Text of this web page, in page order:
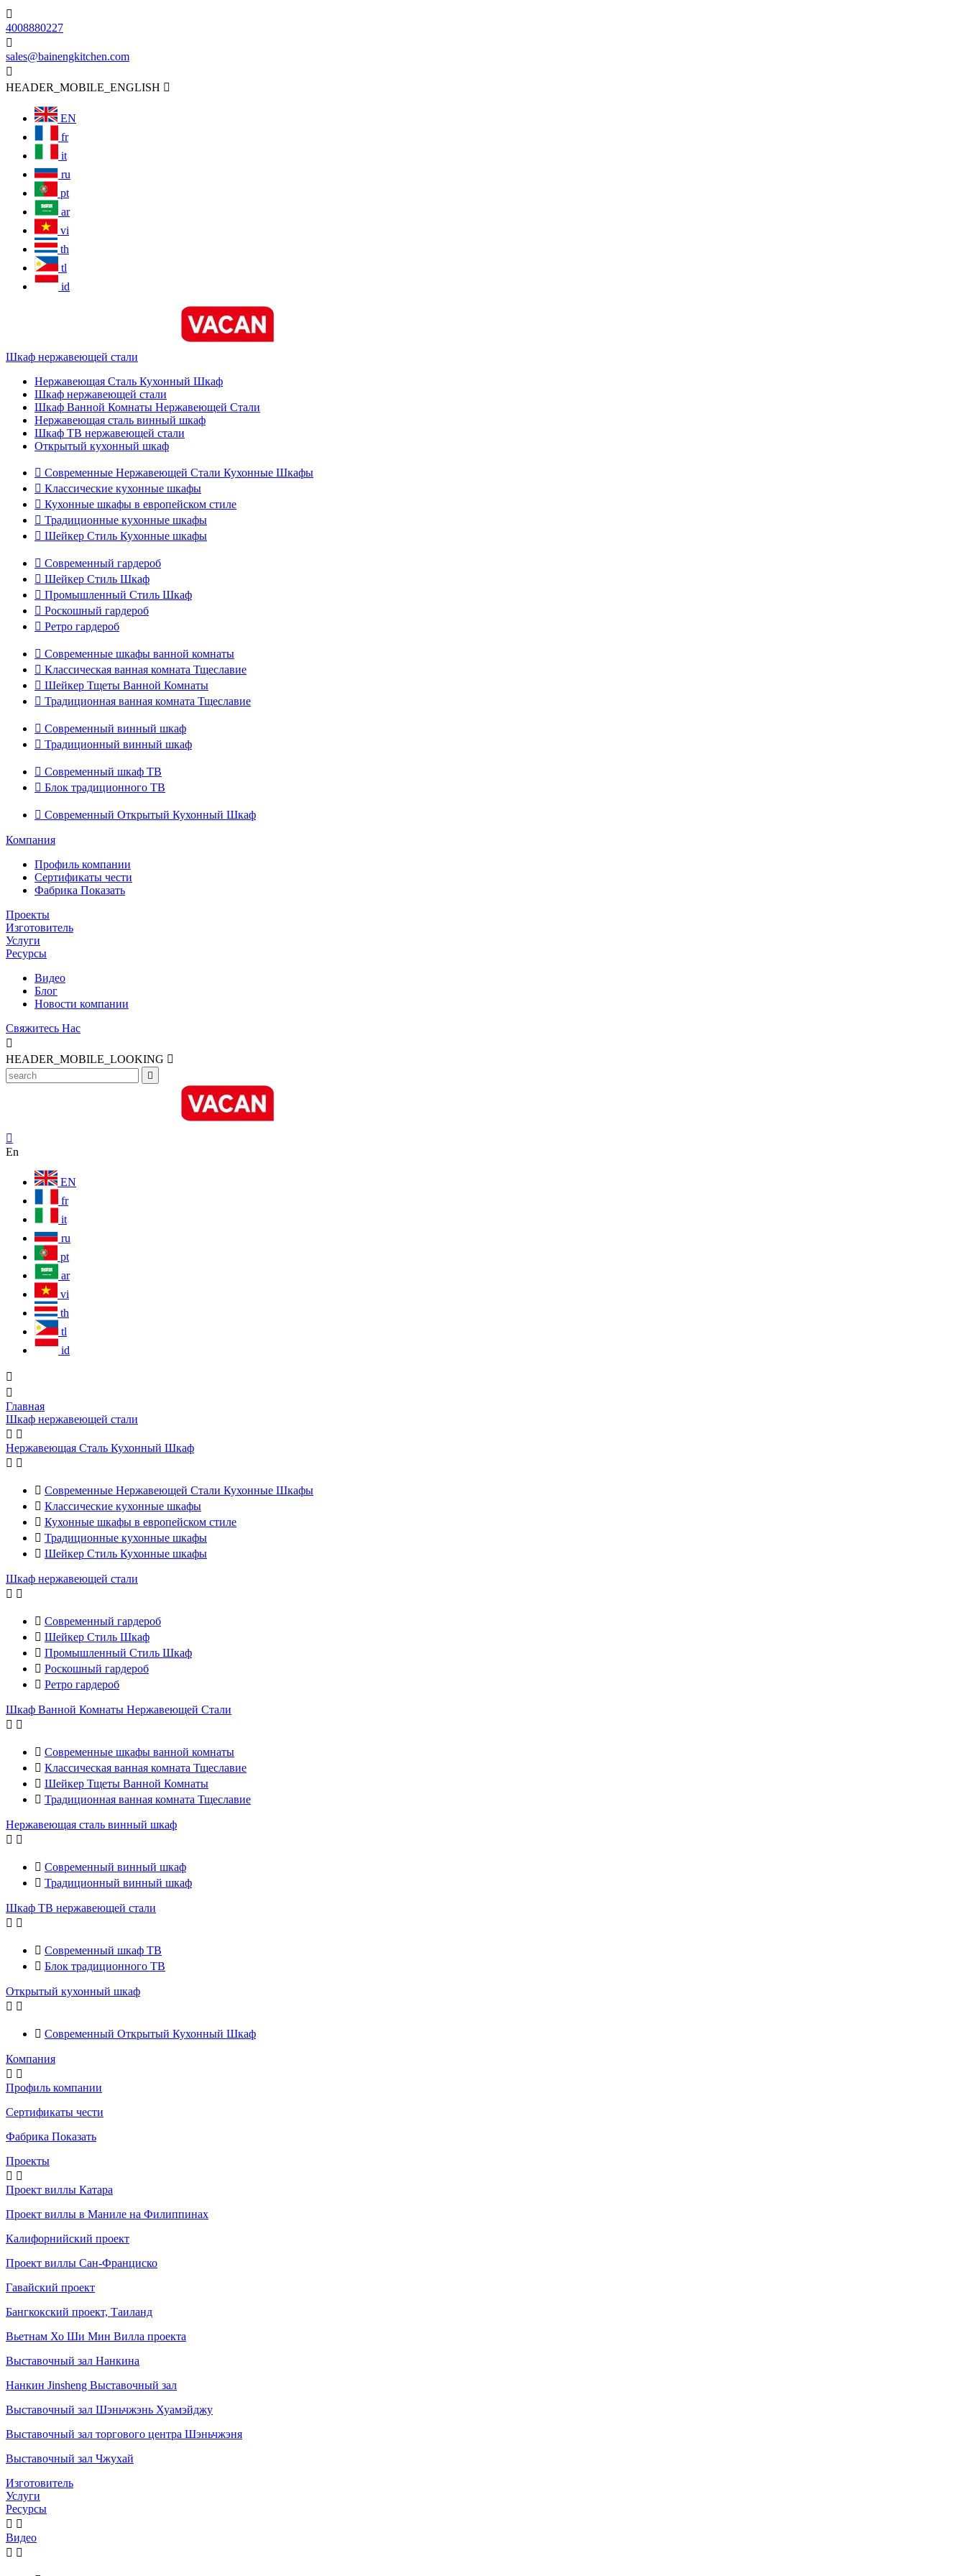

4008880227

sales@bainengkitchen.com

HEADER_MOBILE_ENGLISH 
EN
fr
it
ru
pt
ar
vi
th
tl
id
Шкаф нержавеющей стали
Нержавеющая Сталь Кухонный Шкаф
Шкаф нержавеющей стали
Шкаф Ванной Комнаты Нержавеющей Стали
Нержавеющая сталь винный шкаф
Шкаф ТВ нержавеющей стали
Открытый кухонный шкаф
 Современные Нержавеющей Стали Кухонные Шкафы
 Классические кухонные шкафы
 Кухонные шкафы в европейском стиле
 Традиционные кухонные шкафы
 Шейкер Стиль Кухонные шкафы
 Современный гардероб
 Шейкер Стиль Шкаф
 Промышленный Стиль Шкаф
 Роскошный гардероб
 Ретро гардероб
 Современные шкафы ванной комнаты
 Классическая ванная комната Тщеславие
 Шейкер Тщеты Ванной Комнаты
 Традиционная ванная комната Тщеславие
 Современный винный шкаф
 Традиционный винный шкаф
 Современный шкаф ТВ
 Блок традиционного ТВ
 Современный Открытый Кухонный Шкаф
Компания
Профиль компании
Сертификаты чести
Фабрика Показать
Проекты
Изготовитель
Услуги
Ресурсы
Видео
Блог
Новости компании
Свяжитесь Нас

HEADER_MOBILE_LOOKING 


En
EN
fr
it
ru
pt
ar
vi
th
tl
id


Главная
Шкаф нержавеющей стали
 
Нержавеющая Сталь Кухонный Шкаф
 
 Современные Нержавеющей Стали Кухонные Шкафы
 Классические кухонные шкафы
 Кухонные шкафы в европейском стиле
 Традиционные кухонные шкафы
 Шейкер Стиль Кухонные шкафы
Шкаф нержавеющей стали
 
 Современный гардероб
 Шейкер Стиль Шкаф
 Промышленный Стиль Шкаф
 Роскошный гардероб
 Ретро гардероб
Шкаф Ванной Комнаты Нержавеющей Стали
 
 Современные шкафы ванной комнаты
 Классическая ванная комната Тщеславие
 Шейкер Тщеты Ванной Комнаты
 Традиционная ванная комната Тщеславие
Нержавеющая сталь винный шкаф
 
 Современный винный шкаф
 Традиционный винный шкаф
Шкаф ТВ нержавеющей стали
 
 Современный шкаф ТВ
 Блок традиционного ТВ
Открытый кухонный шкаф
 
 Современный Открытый Кухонный Шкаф
Компания
 
Профиль компании
Сертификаты чести
Фабрика Показать
Проекты
 
Проект виллы Катара
Проект виллы в Маниле на Филиппинах
Калифорнийский проект
Проект виллы Сан-Франциско
Гавайский проект
Бангкокский проект, Таиланд
Вьетнам Хо Ши Мин Вилла проекта
Выставочный зал Нанкина
Нанкин Jinsheng Выставочный зал
Выставочный зал Шэньчжэнь Хуамэйджу
Выставочный зал торгового центра Шэньчжэня
Выставочный зал Чжухай
Изготовитель
Услуги
Ресурсы
 
Видео
 